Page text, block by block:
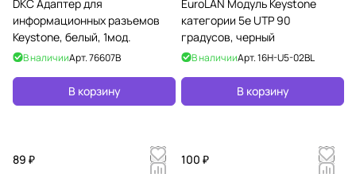
DKC Адаптер для
информационных разъемов
Keystone, белый, 1мод.
В наличииАрт.76607B
В корзину
EuroLAN Модуль Keystone
категории 5e UTP 90
градусов, черный
В наличииАрт.16H-U5-02BL
В корзину
89 ₽
100 ₽